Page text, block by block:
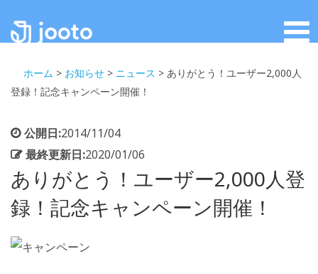
ホーム > お知らせ > ニュース > ありがとう！ユーザー2,000人
登録！記念キャンペーン開催！
公開日:2014/11/04
最終更新日:2020/01/06
ありがとう！ユーザー2,000人登
録！記念キャンペーン開催！